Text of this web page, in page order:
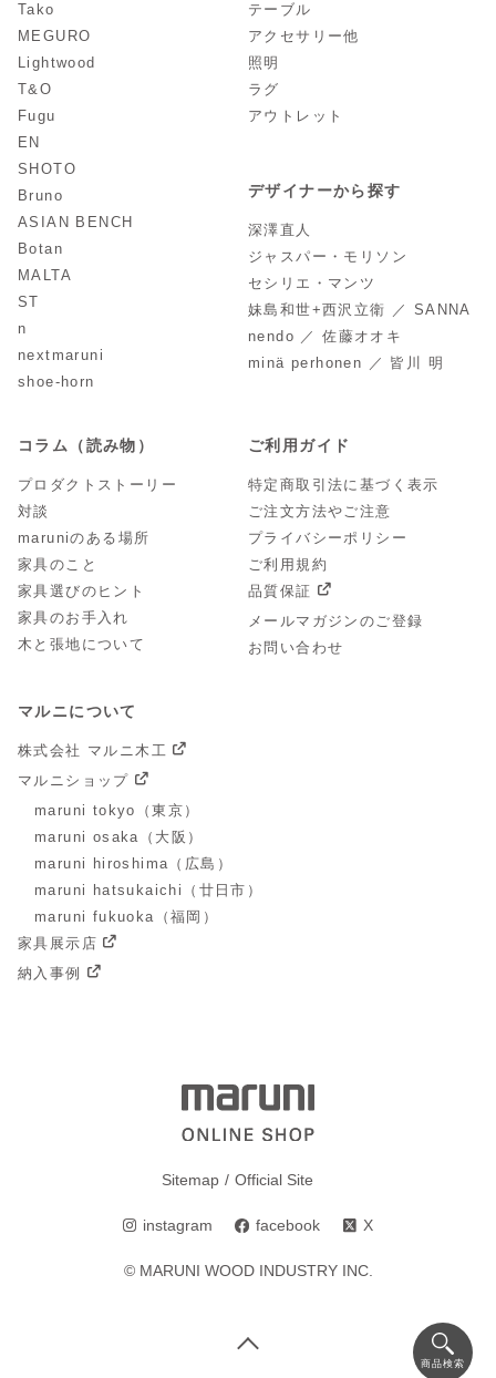
Tako
MEGURO
Lightwood
T&O
Fugu
EN
SHOTO
Bruno
ASIAN BENCH
Botan
MALTA
ST
n
nextmaruni
shoe-horn
テーブル
アクセサリー他
照明
ラグ
アウトレット
デザイナーから探す
深澤直人
ジャスパー・モリソン
セシリエ・マンツ
妹島和世+西沢立衛 ／ SANNA
nendo ／ 佐藤オオキ
minä perhonen ／ 皆川 明
コラム（読み物）
プロダクトストーリー
対談
maruniのある場所
家具のこと
家具選びのヒント
家具のお手入れ
木と張地について
ご利用ガイド
特定商取引法に基づく表示
ご注文方法やご注意
プライバシーポリシー
ご利用規約
品質保証
メールマガジンのご登録
お問い合わせ
マルニについて
株式会社 マルニ木工
マルニショップ
maruni tokyo（東京）
maruni osaka（大阪）
maruni hiroshima（広島）
maruni hatsukaichi（廿日市）
maruni fukuoka（福岡）
家具展示店
納入事例
Sitemap Official Site
instagram facebook X
© MARUNI WOOD INDUSTRY INC.
商品検索